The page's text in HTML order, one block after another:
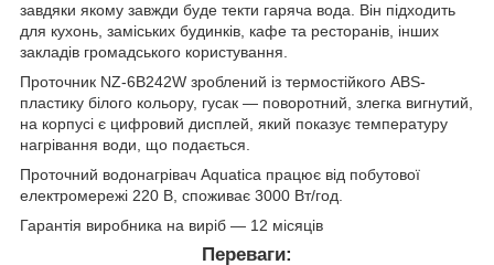
завдяки якому завжди буде текти гаряча вода. Він підходить
для кухонь, заміських будинків, кафе та ресторанів, інших
закладів громадського користування.
Проточник NZ-6B242W зроблений із термостійкого ABS-
пластику білого кольору, гусак — поворотний, злегка вигнутий,
на корпусі є цифровий дисплей, який показує температуру
нагрівання води, що подається.
Проточний водонагрівач Aquatica працює від побутової
електромережі 220 В, споживає 3000 Вт/год.
Гарантія виробника на виріб — 12 місяців
Переваги: